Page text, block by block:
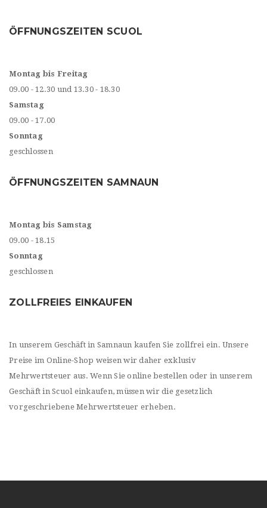
ÖFFNUNGSZEITEN SCUOL
Montag bis Freitag
09.00 - 12.30 und 13.30 - 18.30
Samstag
09.00 - 17.00
Sonntag
geschlossen
ÖFFNUNGSZEITEN SAMNAUN
Montag bis Samstag
09.00 - 18.15
Sonntag
geschlossen
ZOLLFREIES EINKAUFEN
In unserem Geschäft in Samnaun kaufen Sie zollfrei ein. Unsere
Preise im Online-Shop weisen wir daher exklusiv
Mehrwertsteuer aus. Wenn Sie online bestellen oder in unserem
Geschäft in Scuol einkaufen, müssen wir die gesetzlich
vorgeschriebene Mehrwertsteuer erheben.